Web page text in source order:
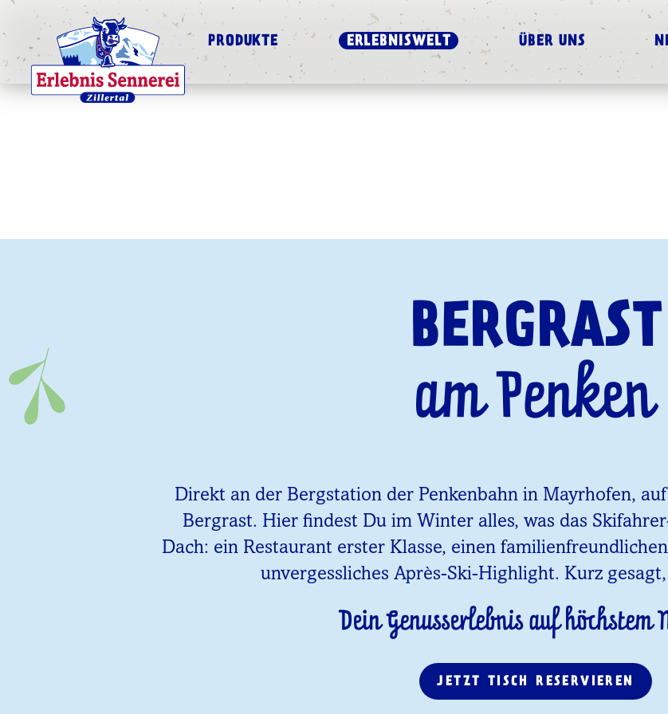
PRODUKTE ERLEBNISWELT ÜBER UNS
BERGRAST
am Penken
Direkt an der Bergstation der Penkenbahn in Mayrhofen,
Bergrast. Hier findest Du im Winter alles, was das
Dach: ein Restaurant erster Klasse, einen
unvergessliches Après-Ski-Highlight. Kurz
Dein Genusserlebnis auf höchstem
JETZT TISCH RESERVIEREN